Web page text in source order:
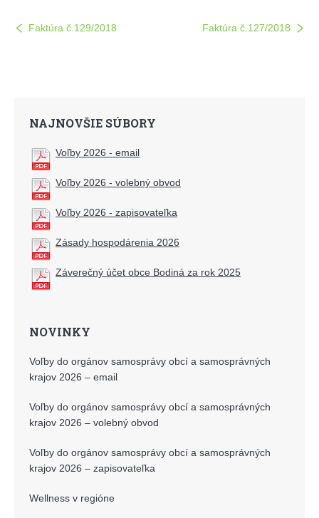
Faktúra č.129/2018 Faktúra č.127/2018
NAJNOVŠIE SÚBORY
Voľby 2026 - email
Voľby 2026 - volebný obvod
Voľby 2026 - zapisovateľka
Zásady hospodárenia 2026
Záverečný účet obce Bodiná za rok 2025
NOVINKY
Voľby do orgánov samosprávy obcí a samosprávných
krajov 2026 – email
Voľby do orgánov samosprávy obcí a samosprávných
krajov 2026 – volebný obvod
Voľby do orgánov samosprávy obcí a samosprávných
krajov 2026 – zapisovateľka
Wellness v regióne